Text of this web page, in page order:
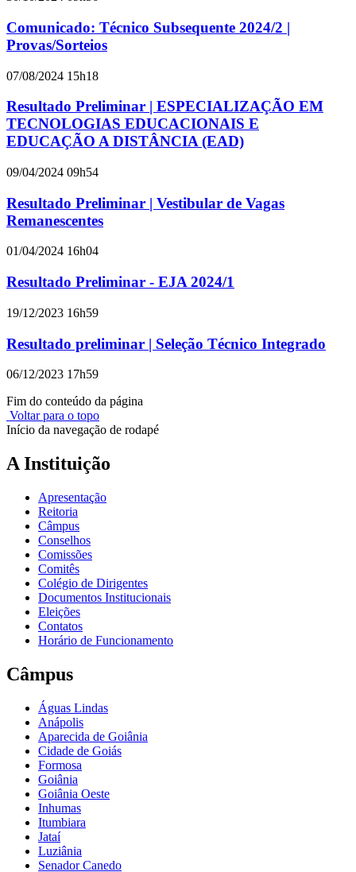
Comunicado: Técnico Subsequente 2024/2 |
Provas/Sorteios
07/08/2024 15h18
Resultado Preliminar | ESPECIALIZAÇÃO EM
TECNOLOGIAS EDUCACIONAIS E
EDUCAÇÃO A DISTÂNCIA (EAD)
09/04/2024 09h54
Resultado Preliminar | Vestibular de Vagas
Remanescentes
01/04/2024 16h04
Resultado Preliminar - EJA 2024/1
19/12/2023 16h59
Resultado preliminar | Seleção Técnico Integrado
06/12/2023 17h59
Fim do conteúdo da página
Voltar para o topo
Início da navegação de rodapé
A Instituição
Apresentação
Reitoria
Câmpus
Conselhos
Comissões
Comitês
Colégio de Dirigentes
Documentos Institucionais
Eleições
Contatos
Horário de Funcionamento
Câmpus
Águas Lindas
Anápolis
Aparecida de Goiânia
Cidade de Goiás
Formosa
Goiânia
Goiânia Oeste
Inhumas
Itumbiara
Jataí
Luziânia
Senador Canedo